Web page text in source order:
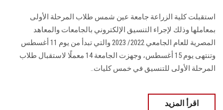
استقبلت كلية الزراعة جامعة عين شمس طلاب المرحلة الأولى
بمعاملها وذلك لإجراء التنسيق الإلكتروني بالجامعات والمعاهد
المصرية للعام الجامعي 2022/ 2023 والتي تبدأ من يوم 11 أغسطس
وتنتهى يوم 15 أغسطس، وجهزت الجامعة 14 معملًا لاستقبال طلاب
المرحلة الأولى للتنسيق في خمس كليات..
اقرأ المزيد